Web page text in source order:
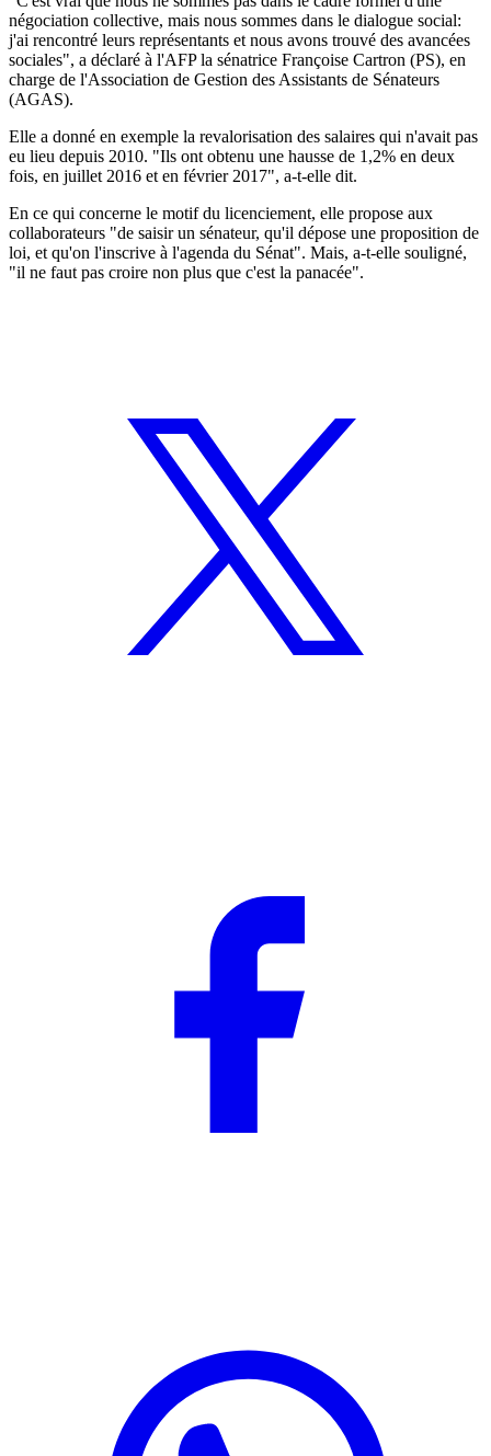
négociation collective, mais nous sommes dans le dialogue social:
j'ai rencontré leurs représentants et nous avons trouvé des avancées
sociales", a déclaré à l'AFP la sénatrice Françoise Cartron (PS), en
charge de l'Association de Gestion des Assistants de Sénateurs
(AGAS).
Elle a donné en exemple la revalorisation des salaires qui n'avait pas
eu lieu depuis 2010. "Ils ont obtenu une hausse de 1,2% en deux
fois, en juillet 2016 et en février 2017", a-t-elle dit.
En ce qui concerne le motif du licenciement, elle propose aux
collaborateurs "de saisir un sénateur, qu'il dépose une proposition de
loi, et qu'on l'inscrive à l'agenda du Sénat". Mais, a-t-elle souligné,
"il ne faut pas croire non plus que c'est la panacée".